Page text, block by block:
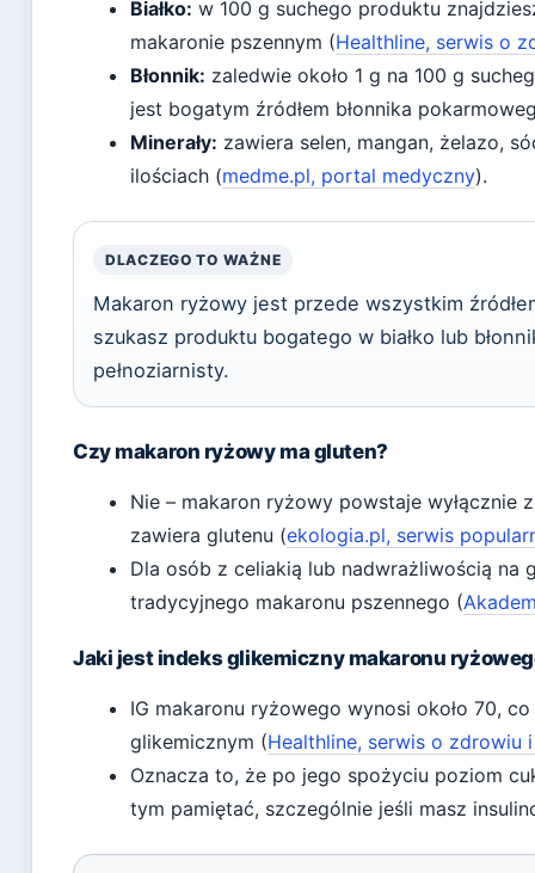
Białko: w 100 g suchego produktu
makaronie pszennym (Healthline, serwis o
Błonnik: zaledwie około 1 g na 100 g
jest bogatym źródłem błonnika
Minerały: zawiera selen, mangan, żelazo,
ilościach (medme.pl, portal medyczny).
DLACZEGO TO WAŻNE
Makaron ryżowy jest przede wszystkim
szukasz produktu bogatego w białko lub
pełnoziarnisty.
Czy makaron ryżowy ma gluten?
Nie – makaron ryżowy powstaje
zawiera glutenu (ekologia.pl, serwis
Dla osób z celiakią lub nadwrażliwością na
tradycyjnego makaronu pszennego (
Jaki jest indeks glikemiczny makaronu
IG makaronu ryżowego wynosi około 70,
glikemicznym (Healthline, serwis o zdrowiu
Oznacza to, że po jego spożyciu poziom
tym pamiętać, szczególnie jeśli masz